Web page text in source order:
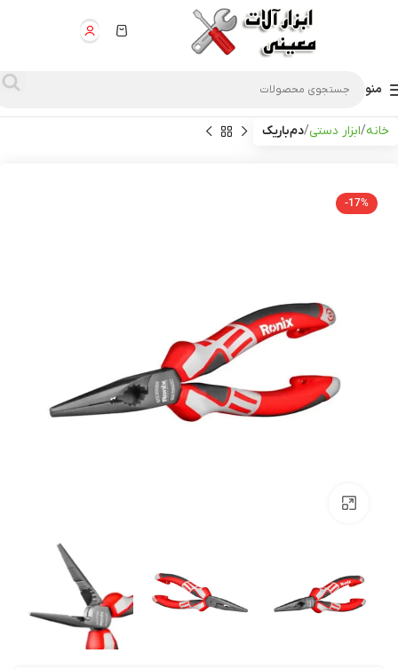
منو
خانه ابزار دستی دم‌باریک
-17%